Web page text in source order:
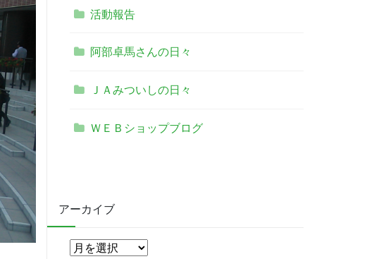
活動報告
阿部卓馬さんの日々
ＪＡみついしの日々
ＷＥＢショップブログ
アーカイブ
ア